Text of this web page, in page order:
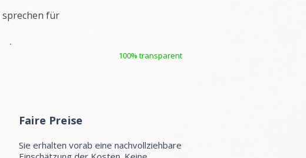
sprechen für
100% transparent
Faire Preise
Sie erhalten vorab eine nachvollziehbare